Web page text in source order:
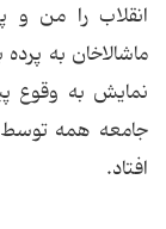
ماشالاخان به
نمایش به وقوع
جامعه همه
افتاد.